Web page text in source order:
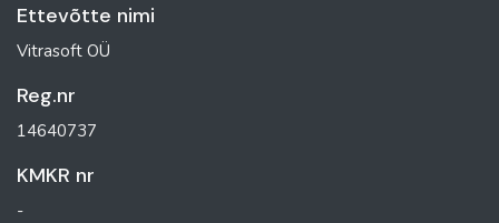
Ettevõtte nimi
Vitrasoft OÜ
Reg.nr
14640737
KMKR nr
-